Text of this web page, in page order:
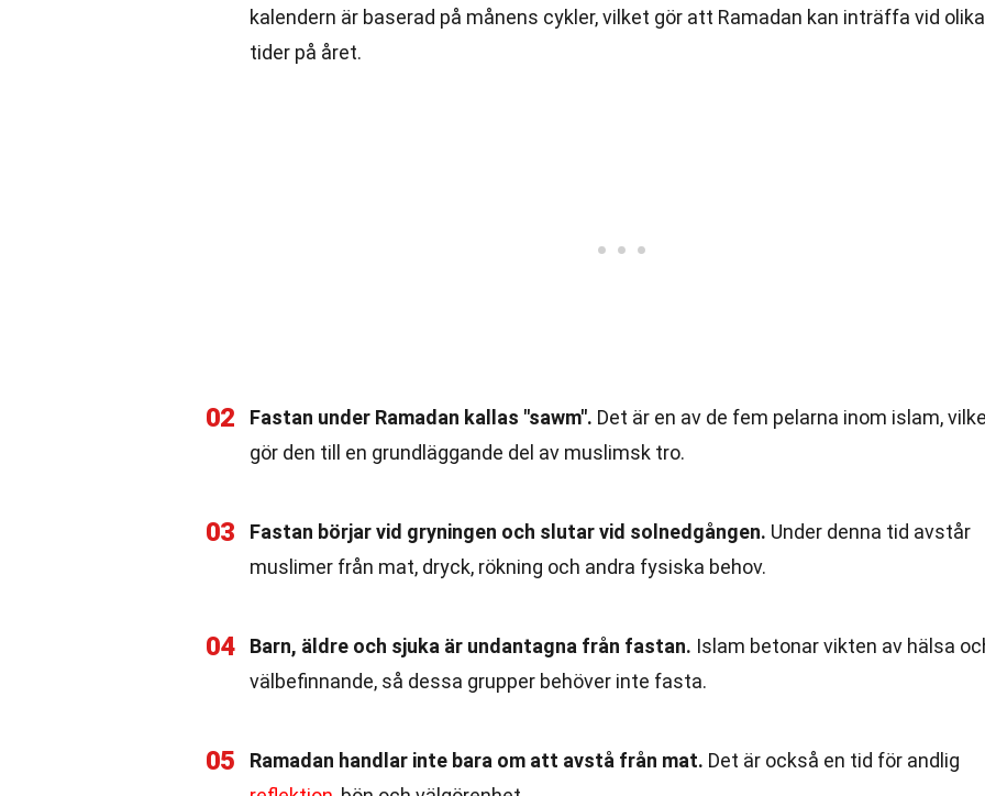
kalendern är baserad på månens cykler, vilket gör att Ramadan kan inträffa vid olika
tider på året.
02 Fastan under Ramadan kallas "sawm". Det är en av de fem pelarna inom islam,
gör den till en grundläggande del av muslimsk tro.
03 Fastan börjar vid gryningen och slutar vid solnedgången. Under denna tid avstår
muslimer från mat, dryck, rökning och andra fysiska behov.
04 Barn, äldre och sjuka är undantagna från fastan. Islam betonar vikten av hälsa
välbefinnande, så dessa grupper behöver inte fasta.
05 Ramadan handlar inte bara om att avstå från mat. Det är också en tid för andlig